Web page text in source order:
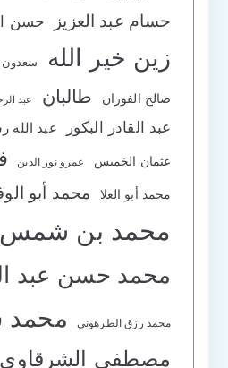
حسام عبد العزيز حسن
زين خير الله سعدون
صالح الفوزان طالبان عبد
عبد القادر البكور عبد الله
عثمان الخميس عمرو نور الدين
محمد أبو العلا محمد أبو
محمد بن شمس
محمد حسن عبد
محمد رزق الطرهوني محمد
مصطفى الشرقاوي